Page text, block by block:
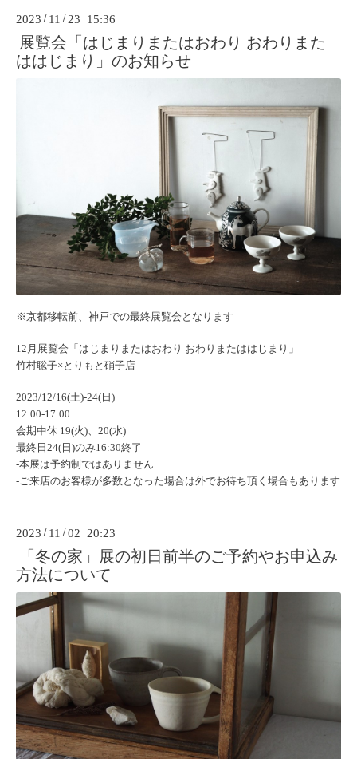
2023 / 11 / 23 15:36
展覧会「はじまりまたはおわり おわりまた
ははじまり」のお知らせ
※京都移転前、神戸での最終展覧会となります
12月展覧会「はじまりまたはおわり おわりまたははじまり」
竹村聡子×とりもと硝子店
2023/12/16(土)-24(日)
12:00-17:00
会期中休 19(火)、20(水)
最終日24(日)のみ16:30終了
-本展は予約制ではありません
- ご来店のお客様が多数となった場合は外でお待ち頂く場合もありま す
2023 / 11 /02 20:23
「冬の家」展の初日前半のご予約やお申込み
方法について